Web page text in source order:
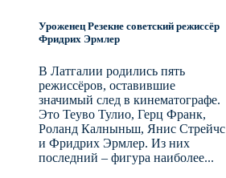
Уроженец Резекне советский режиссёр
Фридрих Эрмлер
В Латгалии родились пять
режиссёров, оставившие
значимый след в кинематографе.
Это Теуво Тулио, Герц Франк,
Роланд Калныньш, Янис Стрейчс
и Фридрих Эрмлер. Из них
последний – фигура наиболее...